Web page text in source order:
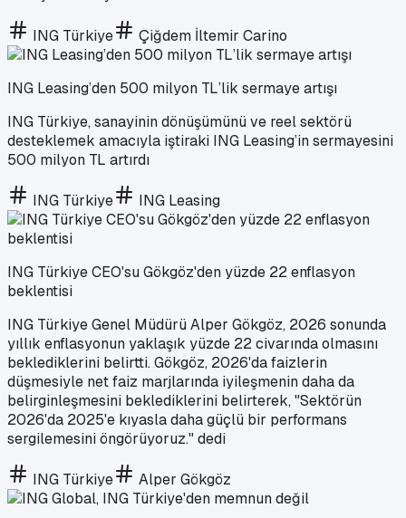
ING Türkiye Çiğdem İltemir Carino
ING Leasing’den 500 milyon TL’lik sermaye artışı
ING Türkiye, sanayinin dönüşümünü ve reel sektörü
desteklemek amacıyla iştiraki ING Leasing’in sermayesini
500 milyon TL artırdı
ING Türkiye ING Leasing
ING Türkiye CEO'su Gökgöz'den yüzde 22 enflasyon
beklentisi
ING Türkiye Genel Müdürü Alper Gökgöz, 2026 sonunda
yıllık enflasyonun yaklaşık yüzde 22 civarında olmasını
beklediklerini belirtti. Gökgöz, 2026'da faizlerin
düşmesiyle net faiz marjlarında iyileşmenin daha da
belirginleşmesini beklediklerini belirterek, "Sektörün
2026'da 2025'e kıyasla daha güçlü bir performans
sergilemesini öngörüyoruz." dedi
ING Türkiye Alper Gökgöz